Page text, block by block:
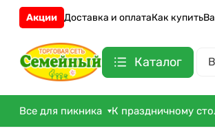
Акции Доставка и оплатаКак купить
Каталог
Все для пикника К праздничному